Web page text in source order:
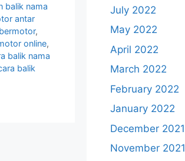
balik nama
antar
,
online,
balik nama
balik
July 2022
May 2022
April 2022
March 2022
February 2022
January 2022
December 2021
November 2021